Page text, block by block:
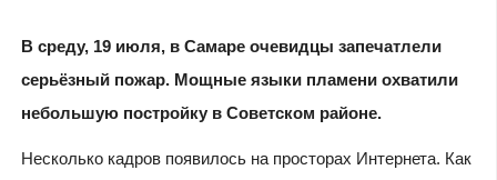
В среду, 19 июля, в Самаре очевидцы запечатлели
серьёзный пожар. Мощные языки пламени охватили
небольшую постройку в Советском районе.
Несколько кадров появилось на просторах Интернета. Как